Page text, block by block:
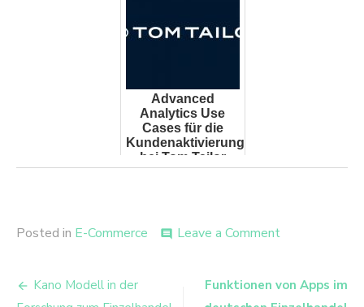
Advanced
Analytics Use
Cases für die
Kundenaktivierung
bei Tom Tailor
Posted in E-Commerce comment Leave a Commenton
Credebility,
Helpfulness
Beitrags-
Kano Modell in der
Funktionen von Apps im